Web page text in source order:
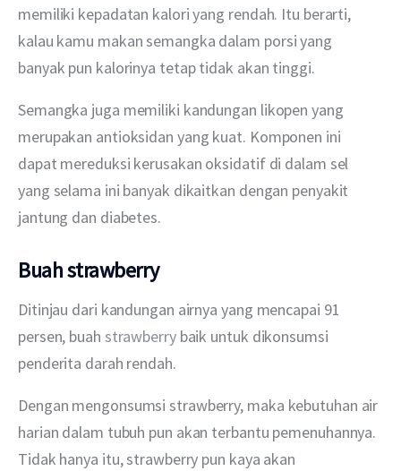
memiliki kepadatan kalori yang rendah. Itu berarti,
kalau kamu makan semangka dalam porsi yang
banyak pun kalorinya tetap tidak akan tinggi.
Semangka juga memiliki kandungan likopen yang
merupakan antioksidan yang kuat. Komponen ini
dapat mereduksi kerusakan oksidatif di dalam sel
yang selama ini banyak dikaitkan dengan penyakit
jantung dan diabetes.
Buah strawberry
Ditinjau dari kandungan airnya yang mencapai 91
persen, buah strawberry baik untuk dikonsumsi
penderita darah rendah.
Dengan mengonsumsi strawberry, maka kebutuhan air
harian dalam tubuh pun akan terbantu pemenuhannya.
Tidak hanya itu, strawberry pun kaya akan